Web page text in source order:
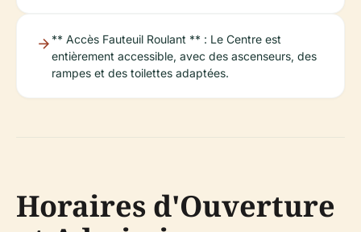
** Accès Fauteuil Roulant ** : Le Centre est
entièrement accessible, avec des ascenseurs, des
rampes et des toilettes adaptées.
Horaires d'Ouverture